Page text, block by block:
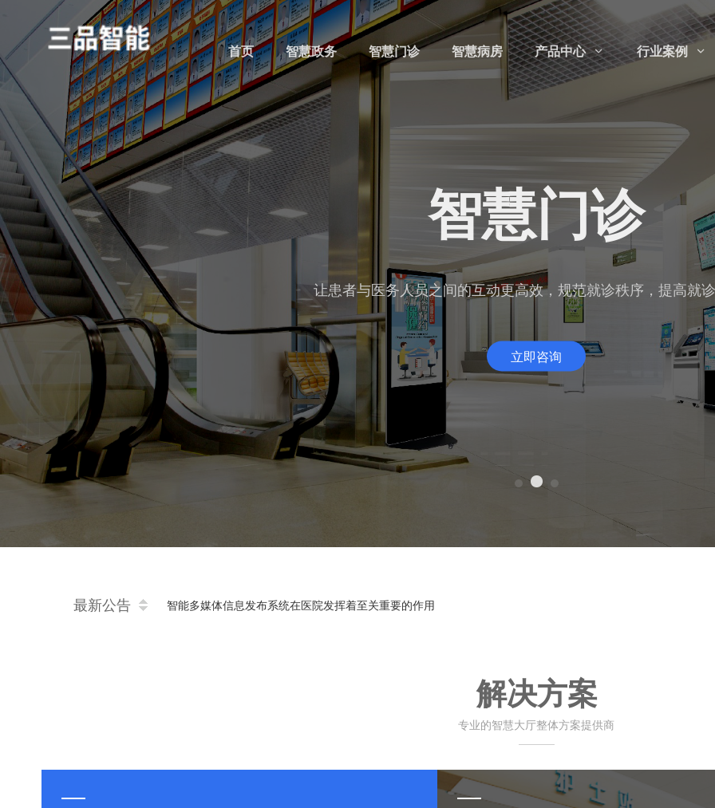
首页 智慧政务 智慧门诊 智慧病房 产品中心  行业案例 
智慧门诊
让患者与医务人员之间的互动更高效，规范就诊秩序，提高就
立即咨询
最新公告
医疗分诊：推动医院整体提升的关键策略
云候诊-减少患者等待时间
解决方案
专业的智慧大厅整体方案提供商